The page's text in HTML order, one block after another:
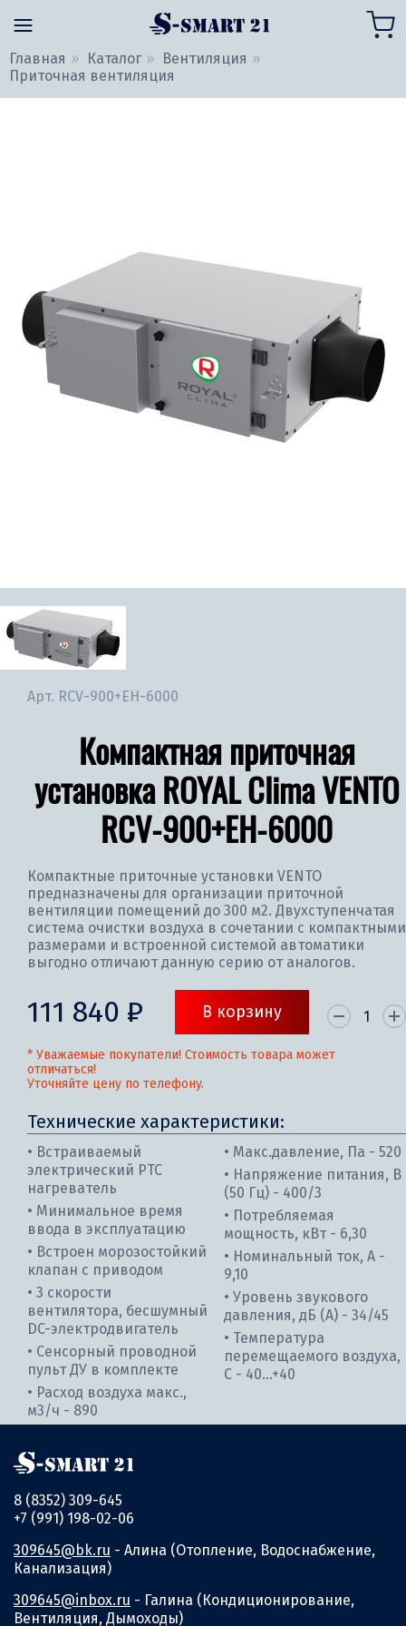
Главная Каталог
Вентиляция
Приточная вентиляция
Арт. RCV-900+EH-6000
Компактная приточная
установка ROYAL Clima VENTO
RCV-900+EH-6000
Компактные приточные установки VENTO
предназначены для организации приточной
вентиляции помещений до 300 м2. Двухступенчатая
система очистки воздуха в сочетании с компактными
размерами и встроенной системой автоматики
выгодно отличают данную серию от аналогов.
111 840 ₽ В корзину
* Уважаемые покупатели! Стоимость товара может
отличаться!
Уточняйте цену по телефону.
Технические характеристики:
• Встраиваемый
электрический РТС
нагреватель
• Минимальное время
ввода в эксплуатацию
• Встроен морозостойкий
клапан с приводом
• 3 скорости
вентилятора, бесшумный
DC-электродвигатель
• Сенсорный проводной
пульт ДУ в комплекте
• Расход воздуха макс.,
м3/ч - 890
• Макс.давление, Па - 520
• Напряжение питания, В
(50 Гц) - 400/3
• Потребляемая
мощность, кВт - 6,30
• Номинальный ток, А -
9,10
• Уровень звукового
давления, дБ (А) - 34/45
• Температура
перемещаемого воздуха,
С - 40...+40
8 (8352) 309-645
+7 (991) 198-02-06
309645@bk.ru - Алина (Отопление, Водоснабжение,
Канализация)
309645@inbox.ru - Галина (Кондиционирование,
Вентиляция, Дымоходы)